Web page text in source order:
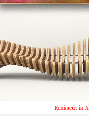
Renăscut în